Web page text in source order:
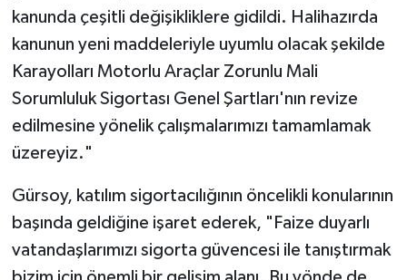
kanunda çeşitli değişikliklere gidildi. Halihazırda
kanunun yeni maddeleriyle uyumlu olacak şekilde
Karayolları Motorlu Araçlar Zorunlu Mali
Sorumluluk Sigortası Genel Şartları'nın revize
edilmesine yönelik çalışmalarımızı tamamlamak
üzereyiz."
Gürsoy, katılım sigortacılığının öncelikli konularının
başında geldiğine işaret ederek, "Faize duyarlı
vatandaşlarımızı sigorta güvencesi ile tanıştırmak